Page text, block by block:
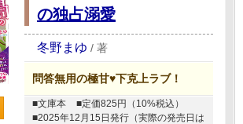
の独占溺愛
冬野まゆ / 著
問答無用の極甘♥下克上ラブ！
■文庫本
■定価825円（10%税込）
■2025年12月15日発行（実際の発売日は